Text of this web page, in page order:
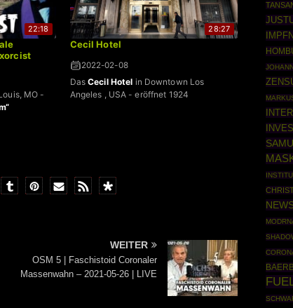
22:18
MO -
28:27
Cecil Hotel
2022-02-08
DasCecil Hotel in Downtown Los
Angeles , USA - eröffnet 1924
WEITER
OSM 5 | Faschistoid Coronaler
Massenwahn – 2021-05-26 | LIVE